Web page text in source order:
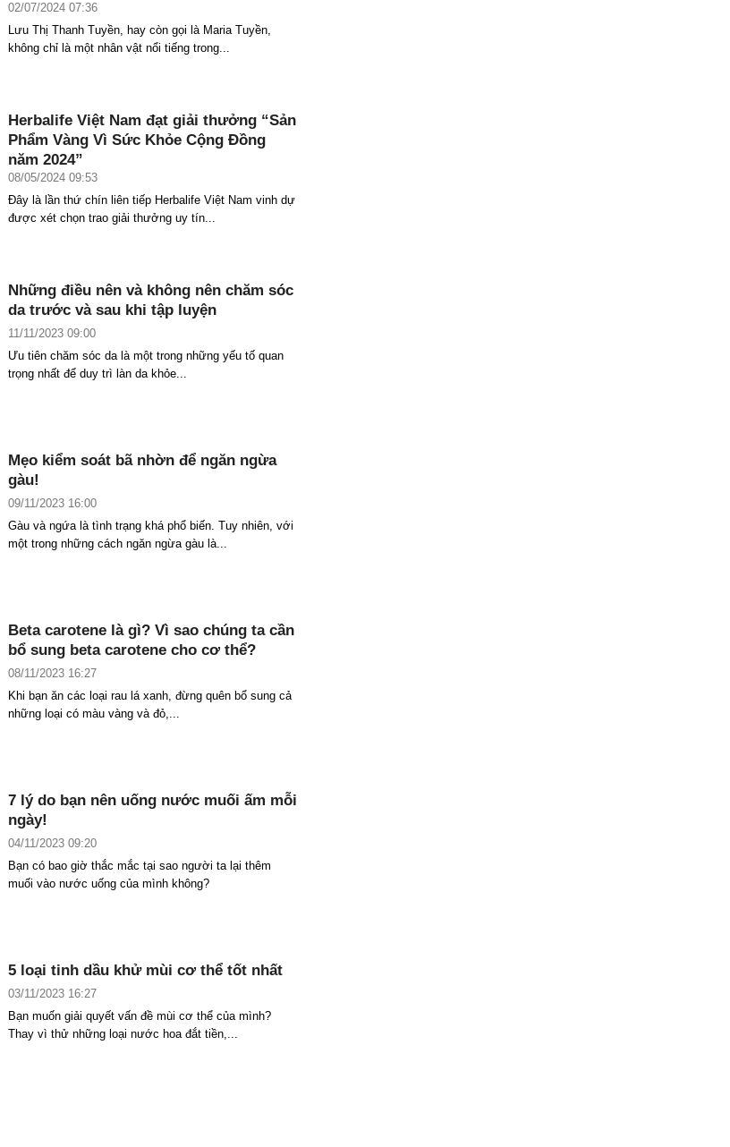
02/07/2024 07:36
Lưu Thị Thanh Tuyền, hay còn gọi là Maria Tuyền,
không chỉ là một nhân vật nổi tiếng trong...
Herbalife Việt Nam đạt giải thưởng “Sản
Phẩm Vàng Vì Sức Khỏe Cộng Đồng
năm 2024”
08/05/2024 09:53
Đây là lần thứ chín liên tiếp Herbalife Việt Nam vinh dự
được xét chọn trao giải thưởng uy tín...
Những điều nên và không nên chăm sóc
da trước và sau khi tập luyện
11/11/2023 09:00
Ưu tiên chăm sóc da là một trong những yếu tố quan
trọng nhất để duy trì làn da khỏe...
Mẹo kiểm soát bã nhờn để ngăn ngừa
gàu!
09/11/2023 16:00
Gàu và ngứa là tình trạng khá phổ biến. Tuy nhiên, với
một trong những cách ngăn ngừa gàu là...
Beta carotene là gì? Vì sao chúng ta cần
bổ sung beta carotene cho cơ thể?
08/11/2023 16:27
Khi bạn ăn các loại rau lá xanh, đừng quên bổ sung cả
những loại có màu vàng và đỏ,...
7 lý do bạn nên uống nước muối ấm mỗi
ngày!
04/11/2023 09:20
Bạn có bao giờ thắc mắc tại sao người ta lại thêm
muối vào nước uống của mình không?
5 loại tinh dầu khử mùi cơ thể tốt nhất
03/11/2023 16:27
Bạn muốn giải quyết vấn đề mùi cơ thể của mình?
Thay vì thử những loại nước hoa đắt tiền,...